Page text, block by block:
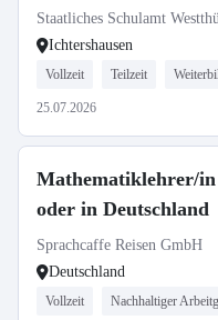
Ichtershausen
Staatliches Schulamt
Ichtershausen
Vollzeit Teilzeit
25.07.2026
Mathematiklehrer/
oder in Deutschland
Sprachcaffe Reisen GmbH
Deutschland
Vollzeit Nachhaltiger